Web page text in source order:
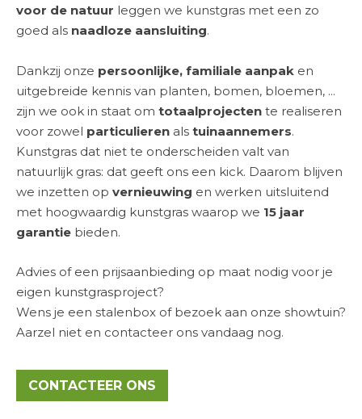
voor de natuur leggen we kunstgras met een zo
goed als naadloze aansluiting.
Dankzij onze persoonlijke, familiale aanpak en
uitgebreide kennis van planten, bomen, bloemen, ...
zijn we ook in staat om totaalprojecten te realiseren
voor zowel particulieren als tuinaannemers.
Kunstgras dat niet te onderscheiden valt van
natuurlijk gras: dat geeft ons een kick. Daarom blijven
we inzetten op vernieuwing en werken uitsluitend
met hoogwaardig kunstgras waarop we 15 jaar
garantie bieden.
Advies of een prijsaanbieding op maat nodig voor je
eigen kunstgrasproject?
Wens je een stalenbox of bezoek aan onze showtuin?
Aarzel niet en contacteer ons vandaag nog.
CONTACTEER ONS